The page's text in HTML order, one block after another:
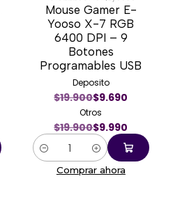
-50%
Mouse Gamer E-
Yooso X-7 RGB
6400 DPI – 9
Botones
Programables USB
Deposito
$19.900$9.690
Otros
$19.900$9.990
Cantidad
Comprar ahora